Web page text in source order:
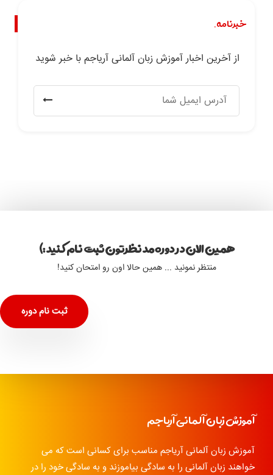
خبرنامه.
از آخرین اخبار آموزش زبان آلمانی آریاجم با خبر شوید
همین الان در دوره مد نظرتون ثبت نام کنید :)
منتظر نمونید ... همین حالا اون رو امتحان کنید!
ثبت نام دوره
آموزش زبان آلمانی آریاجم
آموزش زبان آلمانی آریاجم مناسب برای کسانی است که می
خواهند زبان آلمانی را به سادگی بیاموزند و به سادگی خود را در